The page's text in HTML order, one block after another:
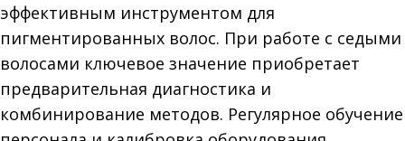
эффективным инструментом для
пигментированных волос. При работе с седыми
волосами ключевое значение приобретает
предварительная диагностика и
комбинирование методов. Регулярное обучение